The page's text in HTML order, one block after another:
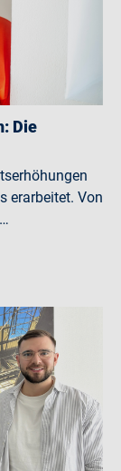
Die
erarbeitet. Von